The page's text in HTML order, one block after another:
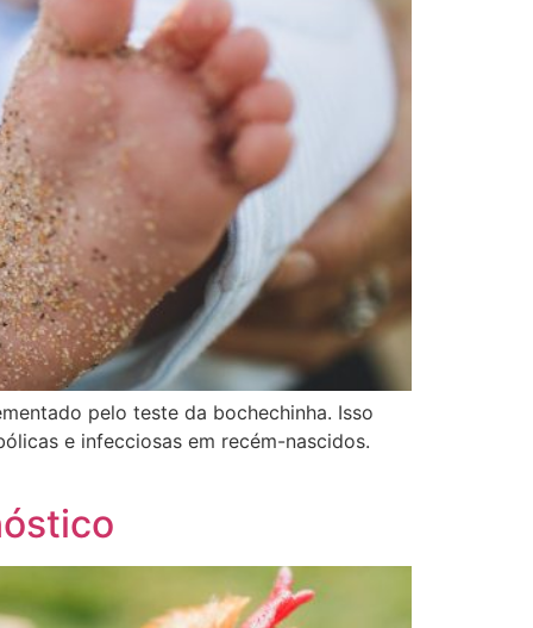
pelo teste da bochechinha. Isso
e infecciosas em recém-nascidos.